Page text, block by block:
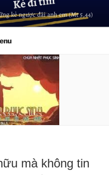
kẻ ngược đãi anh em (Mt 5,44)
mà không tin